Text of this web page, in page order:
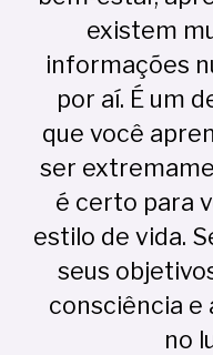
existem
informações
por aí. É um
que você
ser
é certo para
estilo de vida.
seus
consciência e
no